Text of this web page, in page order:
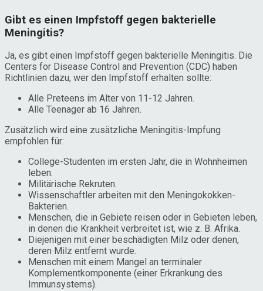
Gibt es einen Impfstoff gegen bakterielle
Meningitis?
Ja, es gibt einen Impfstoff gegen bakterielle Meningitis. Die
Centers for Disease Control and Prevention (CDC) haben
Richtlinien dazu, wer den Impfstoff erhalten sollte:
Alle Preteens im Alter von 11-12 Jahren.
Alle Teenager ab 16 Jahren.
Zusätzlich wird eine zusätzliche Meningitis-Impfung
empfohlen für:
College-Studenten im ersten Jahr, die in Wohnheimen
leben.
Militärische Rekruten.
Wissenschaftler arbeiten mit den Meningokokken-
Bakterien.
Menschen, die in Gebiete reisen oder in Gebieten leben,
in denen die Krankheit verbreitet ist, wie z. B. Afrika.
Diejenigen mit einer beschädigten Milz oder denen,
deren Milz entfernt wurde.
Menschen mit einem Mangel an terminaler
Komplementkomponente (einer Erkrankung des
Immunsystems).